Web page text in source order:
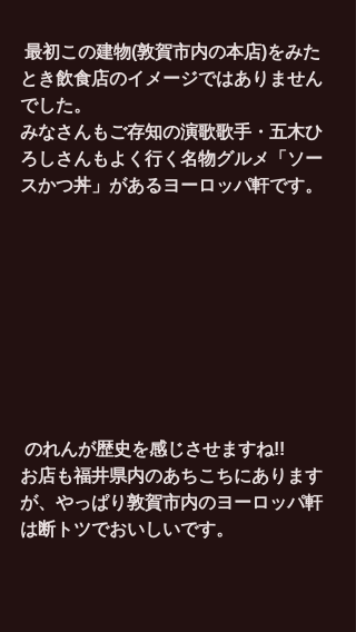
最初この建物(敦賀市内の本店)をみた
とき飲食店のイメージではありません
でした。
みなさんもご存知の演歌歌手・五木ひ
ろしさんもよく行く名物グルメ「ソー
スかつ丼」があるヨーロッパ軒です。
のれんが歴史を感じさせますね!!
お店も福井県内のあちこちにあります
が、やっぱり敦賀市内のヨーロッパ軒
は断トツでおいしいです。